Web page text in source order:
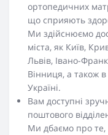
ортопедичних
що сприяють
Ми здійснюємо
міста, як Київ,
Львів, Івано-
Вінниця, а також в
Україні.
Вам доступні
поштового
Ми дбаємо про